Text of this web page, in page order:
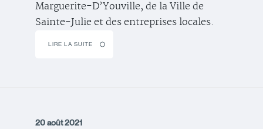
Marguerite-D’Youville, de la Ville de
Sainte-Julie et des entreprises locales.
LIRE LA SUITE
20 août 2021